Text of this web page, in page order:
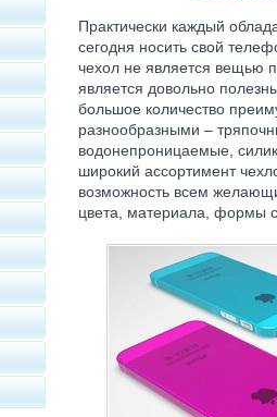
Практически каждый
сегодня носить свой
чехол не является вещью
является довольно
большое количество
разнообразными –
водонепроницаемые,
широкий ассортимент
возможность всем
цвета, материала, формы